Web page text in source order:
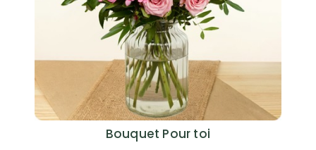
Bouquet Pour toi